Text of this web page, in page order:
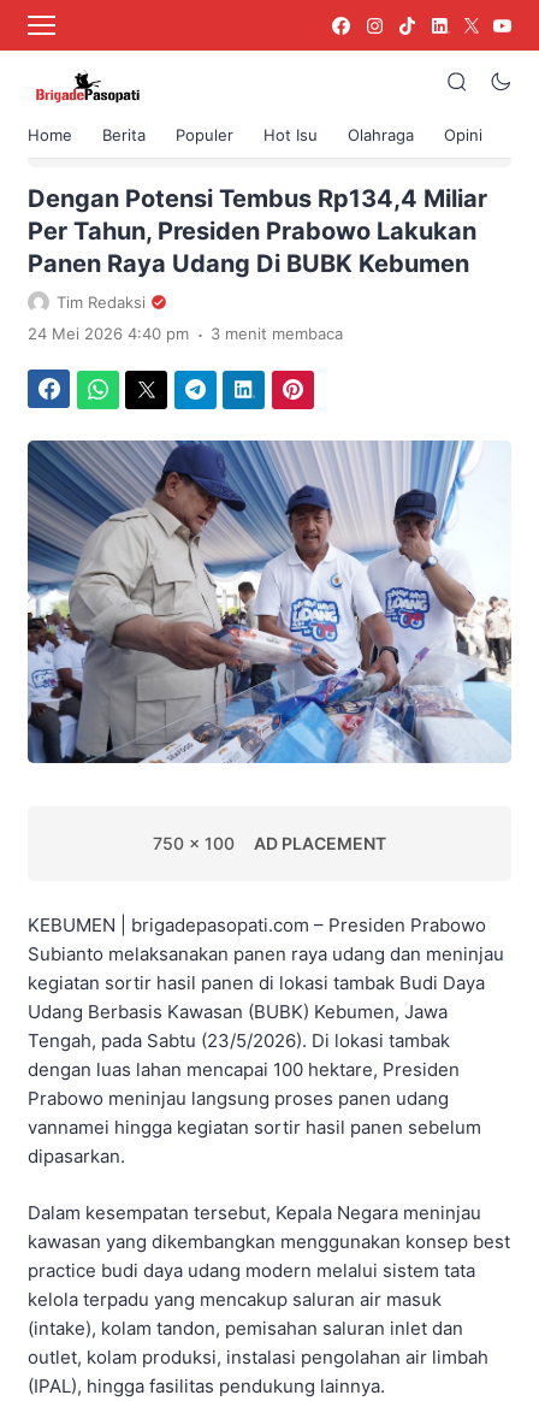
Home Berita Populer Hot Isu Olahraga Opini
› Uncategorized
Dengan Potensi Tembus Rp134,4 Miliar
Per Tahun, Presiden Prabowo Lakukan
Panen Raya Udang Di BUBK Kebumen
Tim Redaksi
24 Mei 2026 4:40 pm . 3 menit membaca
750 x 100 AD PLACEMENT
KEBUMEN | brigadepasopati.com – Presiden Prabowo
Subianto melaksanakan panen raya udang dan meninjau
kegiatan sortir hasil panen di lokasi tambak Budi Daya
Udang Berbasis Kawasan (BUBK) Kebumen, Jawa
Tengah, pada Sabtu (23/5/2026). Di lokasi tambak
dengan luas lahan mencapai 100 hektare, Presiden
Prabowo meninjau langsung proses panen udang
vannamei hingga kegiatan sortir hasil panen sebelum
dipasarkan.
Dalam kesempatan tersebut, Kepala Negara meninjau
kawasan yang dikembangkan menggunakan konsep best
practice budi daya udang modern melalui sistem tata
kelola terpadu yang mencakup saluran air masuk
(intake), kolam tandon, pemisahan saluran inlet dan
outlet, kolam produksi, instalasi pengolahan air limbah
(IPAL), hingga fasilitas pendukung lainnya.